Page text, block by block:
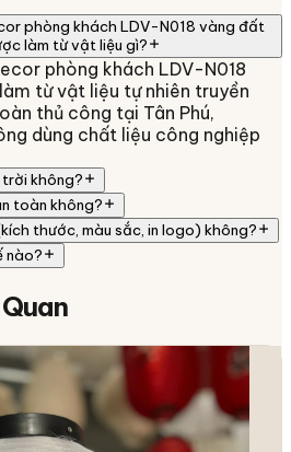
phòng khách LDV-N018 vàng đất
làm từ vật liệu gì?
phòng khách LDV-N018
từ vật liệu tự nhiên truyền
thủ công tại Tân Phú,
dùng chất liệu công nghiệp
không?
toàn không?
thước, màu sắc, in logo) không?
nào?